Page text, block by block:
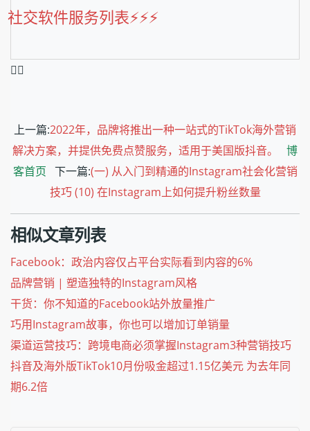
社交软件服务列表⚡️⚡️⚡️
❤️‍🔥
上一篇:2022年，品牌将推出一种一站式的TikTok海外营销
解决方案，并提供免费点赞服务，适用于美国版抖音。
博
客首页 下一篇:(一) 从入门到精通的Instagram社会化营销
技巧 (10) 在Instagram上如何提升粉丝数量
相似文章列表
Facebook：政治内容仅占平台实际看到内容的6%
品牌营销 | 塑造独特的Instagram风格
干货：你不知道的Facebook站外放量推广
巧用Instagram故事，你也可以增加订单销量
渠道运营技巧：跨境电商必须掌握Instagram3种营销技巧
抖音及海外版TikTok10月份吸金超过1.15亿美元 为去年同
期6.2倍